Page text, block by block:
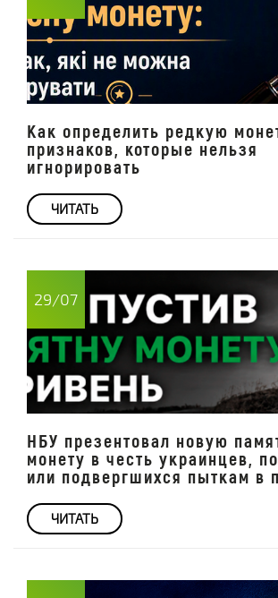
Как определить редкую
признаков, которые нельзя
игнорировать
ЧИТАТЬ
29/07
НБУ презентовал новую
монету в честь украинцев,
или подвергшихся пыткам в
ЧИТАТЬ